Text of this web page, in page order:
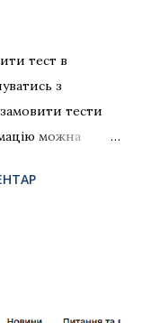
тест в
з
тести
можна
купонами на
на
нової пошти,